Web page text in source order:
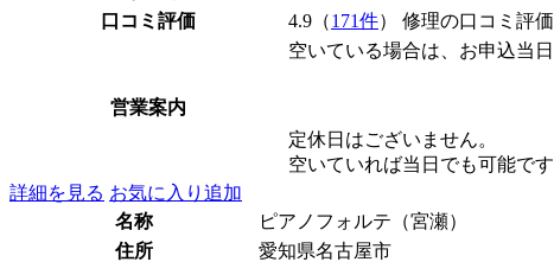
口コミ評価 4.9（171件） 修理の口コミ評
営業案内
空いている場合は、お申込当日
定休日はございません。
空いていれば当日でも可能です
詳細を見る お気に入り追加
名称
ピアノフォルテ（宮瀬）
住所
愛知県名古屋市